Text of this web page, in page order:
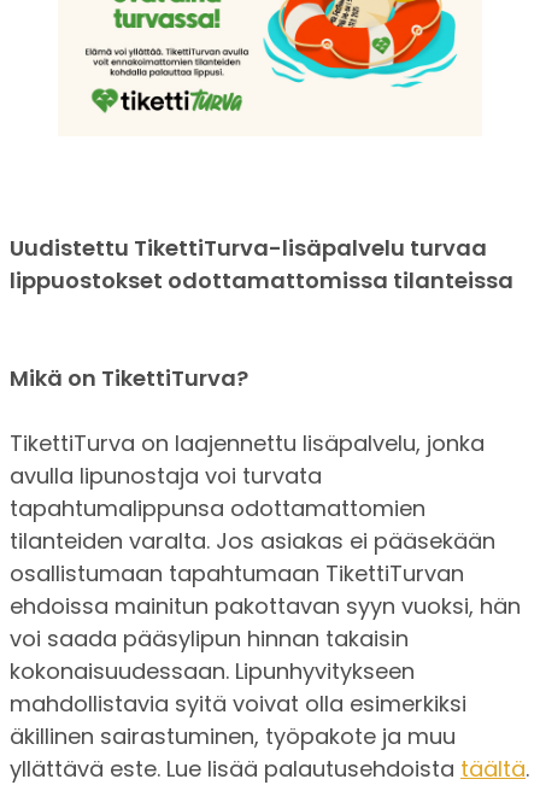
Uudistettu TikettiTurva-lisäpalvelu turvaa
lippuostokset odottamattomissa tilanteissa
Mikä on TikettiTurva?
TikettiTurva on laajennettu lisäpalvelu, jonka
avulla lipunostaja voi turvata
tapahtumalippunsa odottamattomien
tilanteiden varalta. Jos asiakas ei pääsekään
osallistumaan tapahtumaan TikettiTurvan
ehdoissa mainitun pakottavan syyn vuoksi, hän
voi saada pääsylipun hinnan takaisin
kokonaisuudessaan. Lipunhyvitykseen
mahdollistavia syitä voivat olla esimerkiksi
äkillinen sairastuminen, työpakote ja muu
yllättävä este. Lue lisää palautusehdoista täältä.